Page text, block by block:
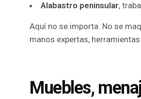
Alabastro peninsular,
Aquí no se importa. No se
manos expertas,
Muebles,